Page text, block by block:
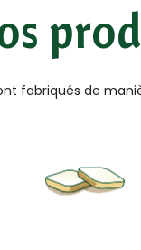
fabriqués de